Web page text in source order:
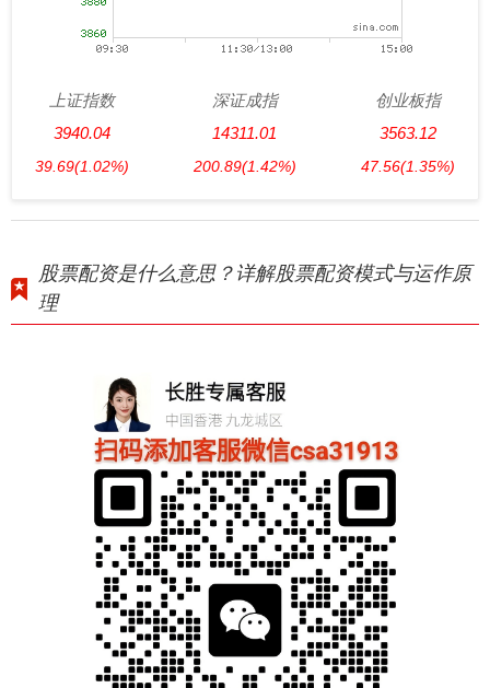
上证指数
3940.04
39.69(1.02%)
深证成指
14311.01
200.89(1.42%)
创业板指
3563.12
47.56(1.35%)
股票配资是什么意思？详解股票配资模式与运作原
理